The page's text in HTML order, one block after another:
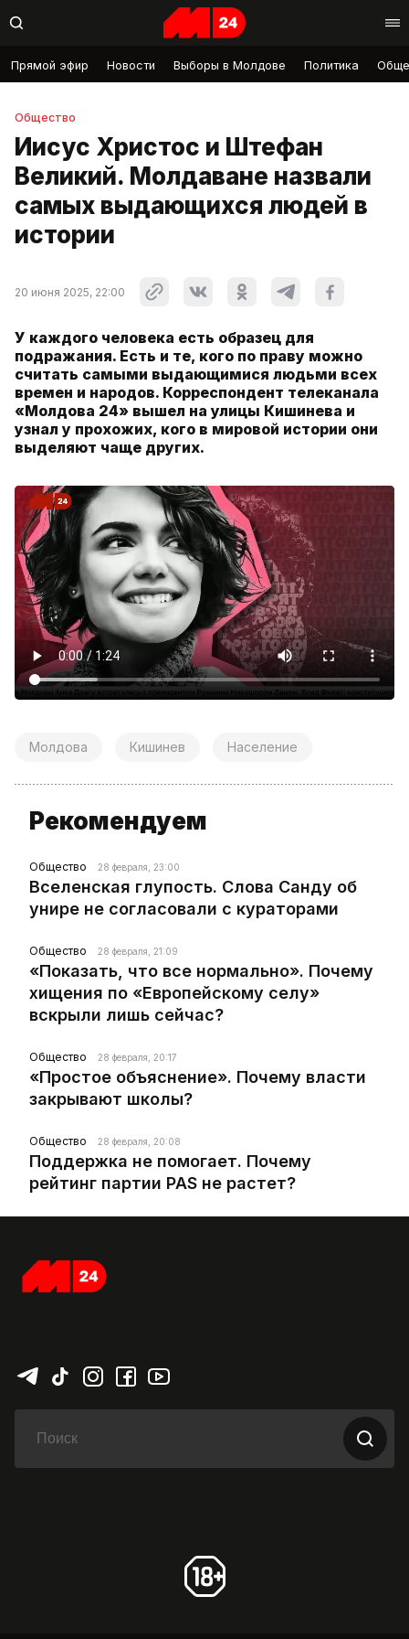
Прямой эфир Новости Выборы в Молдове Политика
Общество
Иисус Христос и Штефан
Великий. Молдаване назвали
самых выдающихся людей в
истории
20 июня 2025, 22:00
У каждого человека есть образец для
подражания. Есть и те, кого по праву можно
считать самыми выдающимися людьми всех
времен и народов. Корреспондент телеканала
«Молдова 24» вышел на улицы Кишинева и
узнал у прохожих, кого в мировой истории они
выделяют чаще других.
Молдова Кишинев Население
Рекомендуем
Общество 28 февраля, 23:00
Вселенская глупость. Слова Санду об
унире не согласовали с кураторами
Общество 28 февраля, 21:09
«Показать, что все нормально». Почему
хищения по «Европейскому селу»
вскрыли лишь сейчас?
Общество 28 февраля, 20:17
«Простое объяснение». Почему власти
закрывают школы?
Общество 28 февраля, 20:08
Поддержка не помогает. Почему
рейтинг партии PAS не растет?